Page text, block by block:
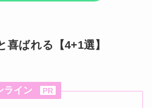
喜ばれる【4+1選】
ライン PR